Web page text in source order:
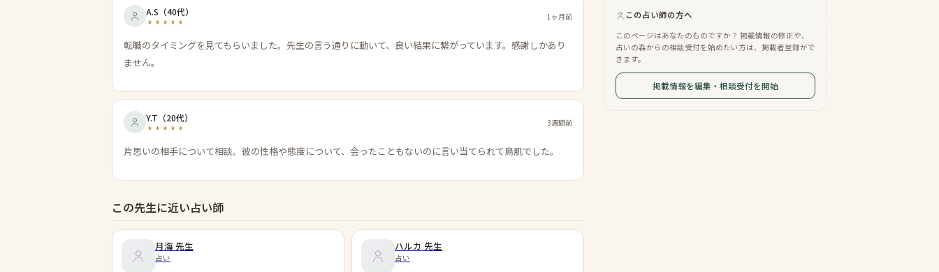
A.S （40代） 1ヶ月前
転職のタイミングを見てもらいました。先生の言う通りに動いて、良い結果に繋がっています。感謝しかあり
ません。
Y.T （20代） 3週間前
片思いの相手について相談。彼の性格や態度について、会ったこともないのに言い当てられて鳥肌でした。
この先生に近い占い師
月海 先生
占い
ハルカ 先生
占い
この占い師の方へ
このページはあなたのものですか？ 掲載情報の修正や、
占いの森からの相談受付を始めたい方は、掲載者登録がで
きます。
掲載情報を編集・相談受付を開始